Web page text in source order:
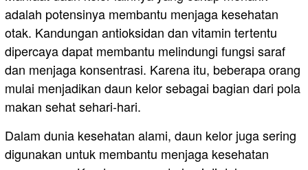
adalah potensinya membantu menjaga kesehatan
otak. Kandungan antioksidan dan vitamin tertentu
dipercaya dapat membantu melindungi fungsi saraf
dan menjaga konsentrasi. Karena itu, beberapa orang
mulai menjadikan daun kelor sebagai bagian dari pola
makan sehat sehari-hari.
Dalam dunia kesehatan alami, daun kelor juga sering
digunakan untuk membantu menjaga kesehatan